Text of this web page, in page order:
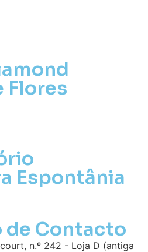
Flores
Espontânia
de Contacto
n.º 242 - Loja D (antiga